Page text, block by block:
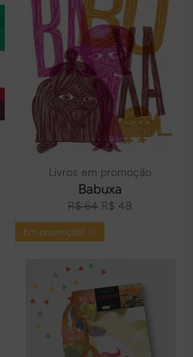
Livros em promoção
Babuxa
Preço
normal
R$ 64 Preço
promocional
R$ 48
Em promoção! ☆